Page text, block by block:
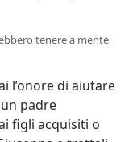
tenere a mente
l’onore di aiutare
padre
figli acquisiti o